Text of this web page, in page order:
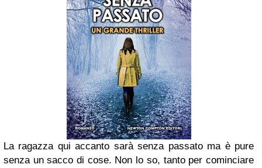
La ragazza qui accanto sarà senza passato ma è pure
senza un sacco di cose. Non lo so, tanto per cominciare